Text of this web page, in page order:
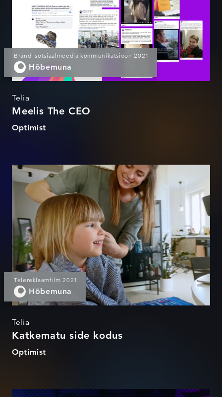
Brändi sotsiaalmeedia kommunikatsioon 2021
Hõbemuna
Telia
Meelis The CEO
Optimist
Katkematu side kodus
Telereklaamfilm 2021
Hõbemuna
Telia
Katkematu side kodus
Optimist